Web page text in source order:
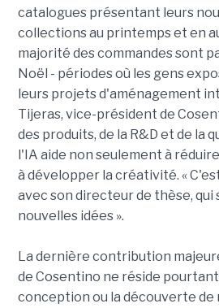
catalogues présentant leurs
collections au printemps et en
majorité des commandes sont
Noël - périodes où les gens
leurs projets d'aménagement
Tijeras, vice-président de
des produits, de la R&D et de la
l'IA aide non seulement à
à développer la créativité. «
avec son directeur de thèse, qui
nouvelles idées ».
La dernière contribution
de Cosentino ne réside pourtant
conception ou la découverte de